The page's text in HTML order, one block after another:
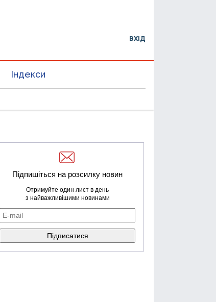
ВХІД
Індекси
Підпишіться на розсилку новин
Отримуйте один лист в день
з найважливішими новинами